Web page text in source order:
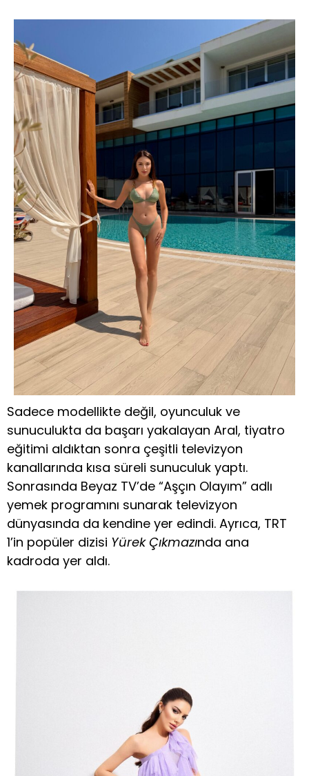
Sadece modellikte değil, oyunculuk ve
sunuculukta da başarı yakalayan Aral, tiyatro
eğitimi aldıktan sonra çeşitli televizyon
kanallarında kısa süreli sunuculuk yaptı.
Sonrasında Beyaz TV’de “Aşçın Olayım” adlı
yemek programını sunarak televizyon
dünyasında da kendine yer edindi. Ayrıca, TRT
1’in popüler dizisi Yürek Çıkmazında ana
kadroda yer aldı.